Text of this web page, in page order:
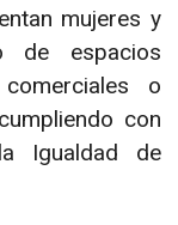
mujeres y
de espacios
o
con
Igualdad de